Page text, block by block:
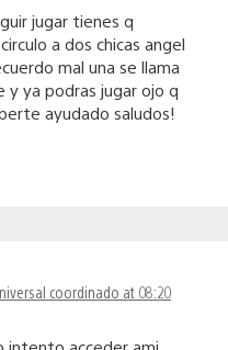
jugar tienes q
a dos chicas angel
mal una se llama
y ya podras jugar ojo q
ayudado saludos!
coordinado at 08:20